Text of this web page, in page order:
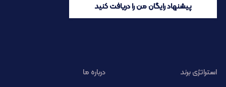
پیشنهاد رایگان من را دریافت کنید
استراتژی برند
درباره ما